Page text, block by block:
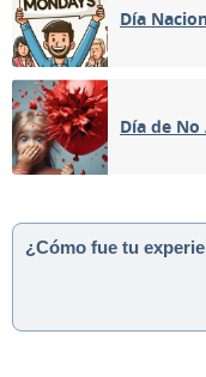
Día
Día de
¿Cómo fue tu